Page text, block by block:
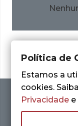
Política de
Estamos a
cookies.
Privacidade e